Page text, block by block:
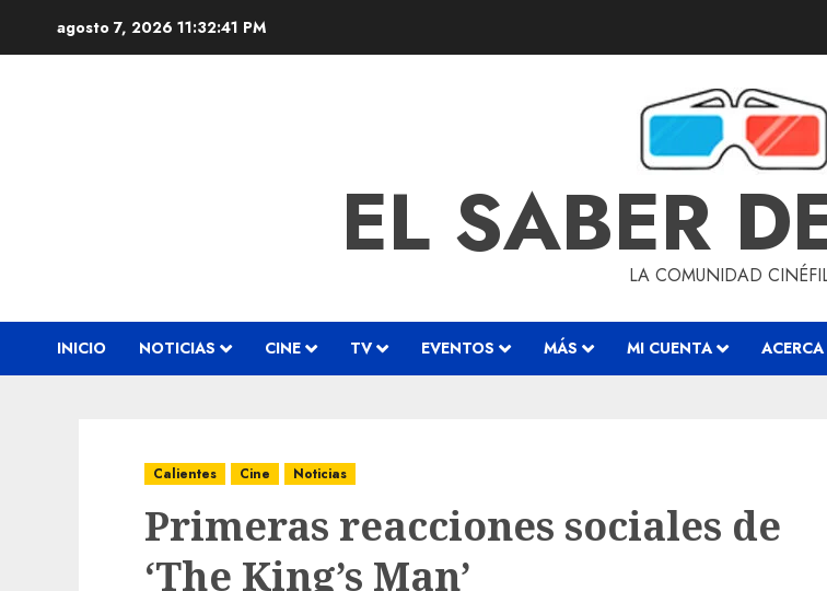
agosto 7, 2026 11:32:42 PM
EL SABER
LA COMUNIDAD
INICIO NOTICIAS CINE TV EVENTOS MÁS MI CUENTA
Calientes Cine Noticias
Primeras reacciones sociales de
‘The King’s Man’